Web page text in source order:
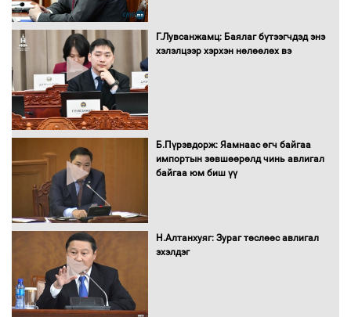
"ДЦС-3” ТӨХК-ийн нэн шаардлагатай
“Турбингенератор-5”-ын шинэчлэлийн
төсвийг шийдвэрлэхээр болов
оролцлоо
ААН-ийн нуугтмал хөрөнгийг
битүүмжлэнэ
Г.Лувсанжамц: Баялаг бүтээгчдэд энэ
хэлэлцээр хэрхэн нөлөөлөх вэ
Б.Пүрэвдорж: Яамнаас өгч байгаа
импортын зөвшөөрөлд чинь авлигал
байгаа юм биш үү
Н.Алтанхуяг: Зураг төслөөс авлигал
эхэлдэг